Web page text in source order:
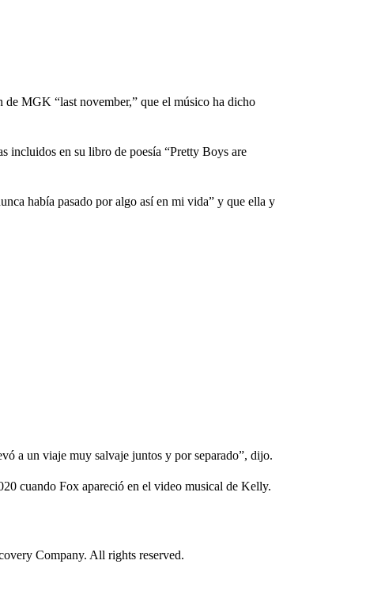
MGK “last november,” que el músico ha dicho
incluidos en su libro de poesía “Pretty Boys are
había pasado por algo así en mi vida” y que ella y
a un viaje muy salvaje juntos y por separado”, dijo.
cuando Fox apareció en el video musical de Kelly.
Company. All rights reserved.